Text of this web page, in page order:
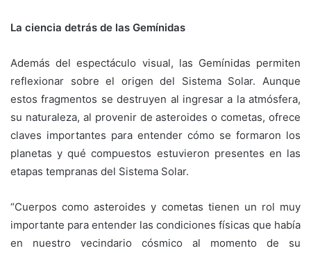
La ciencia detrás de las Gemínidas
Además del espectáculo visual, las Gemínidas permiten
reflexionar sobre el origen del Sistema Solar. Aunque
estos fragmentos se destruyen al ingresar a la atmósfera,
su naturaleza, al provenir de asteroides o cometas, ofrece
claves importantes para entender cómo se formaron los
planetas y qué compuestos estuvieron presentes en las
etapas tempranas del Sistema Solar.
“Cuerpos como asteroides y cometas tienen un rol muy
importante para entender las condiciones físicas que había
en nuestro vecindario cósmico al momento de su